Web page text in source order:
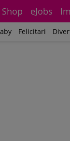
Shop eJobs
Felicitari